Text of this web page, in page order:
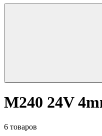
M240 24V
6 товаров